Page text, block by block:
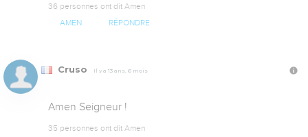
36 personnes ont dit Amen
AMEN RÉPONDRE
Cruso Il y a 13 ans, 6 mois
Amen Seigneur !
35 personnes ont dit Amen